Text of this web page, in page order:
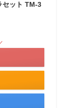
セット TM-3